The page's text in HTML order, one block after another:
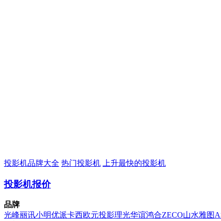
投影机品牌大全 热门投影机 上升最快的投影机
投影机报价
品牌
光峰丽讯小明优派卡西欧元投影理光华谊鸿合ZECO山水雅图